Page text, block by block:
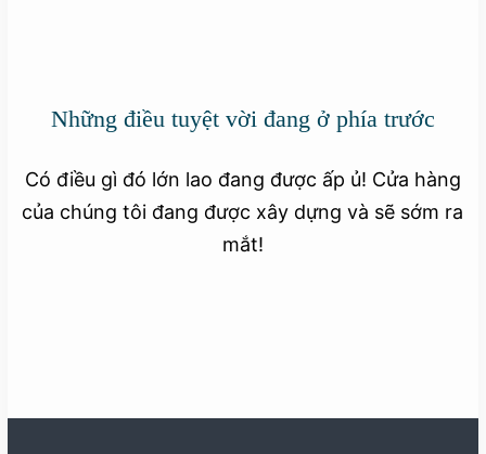
Những điều tuyệt vời đang ở phía trước
Có điều gì đó lớn lao đang được ấp ủ! Cửa hàng
của chúng tôi đang được xây dựng và sẽ sớm ra
mắt!